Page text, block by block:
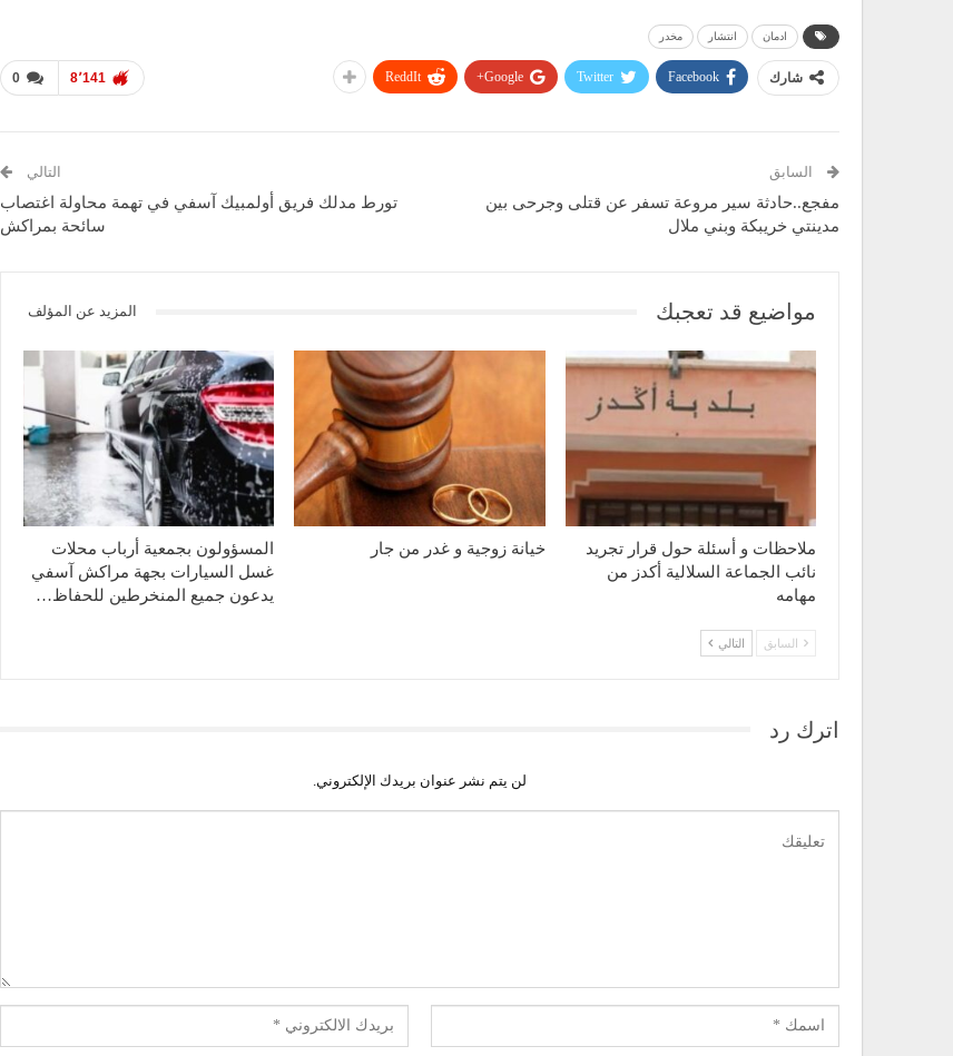
ادمان انتشار مخدر
0 8٬141 شارك Facebook
Twitter
Google+
ReddIt
السابق
مفجع..حادثة سير مروعة تسفر عن قتلى وجرحى بين
مدينتي خريبكة وبني ملال
التالي
تورط مدلك فريق أولمبيك آسفي في تهمة محاولة اغتصاب
سائحة بمراكش
مواضيع قد تعجبك المزيد عن المؤلف
ملاحظات و أسئلة حول قرار تجريد
نائب الجماعة السلالية أكدز من
مهامه
خيانة زوجية و غدر من جار
المسؤولون بجمعية أرباب محلات
غسل السيارات بجهة مراكش آسفي
يدعون جميع المنخرطين للحفاظ…
السابق التالي
اترك رد
لن يتم نشر عنوان بريدك الإلكتروني.